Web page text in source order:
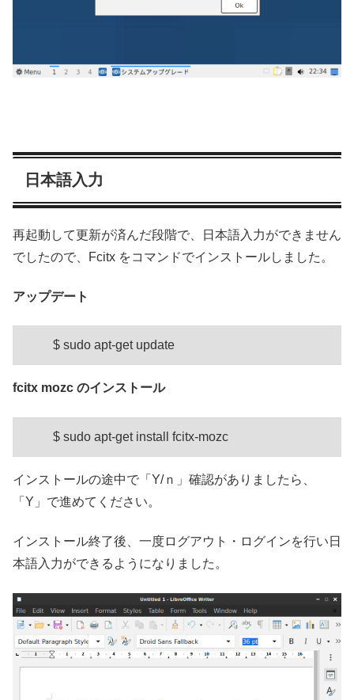
日本語入力
再起動して更新が済んだ段階で、日本語入力ができません
でしたので、Fcitx をコマンドでインストールしました。
アップデート
$ sudo apt-get update
fcitx mozc のインストール
$ sudo apt-get install fcitx-mozc
インストールの途中で「Y/ｎ」確認がありましたら、
「Y」で進めてください。
インストール終了後、一度ログアウト・ログインを行い日
本語入力ができるようになりました。